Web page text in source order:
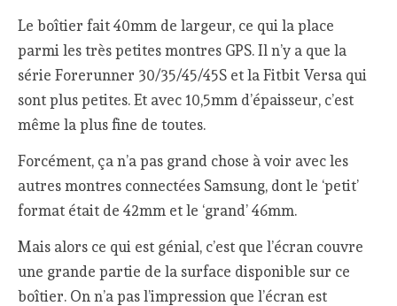
Le boîtier fait 40mm de largeur, ce qui la place
parmi les très petites montres GPS. Il n’y a que la
série Forerunner 30/35/45/45S et la Fitbit Versa qui
sont plus petites. Et avec 10,5mm d’épaisseur, c’est
même la plus fine de toutes.
Forcément, ça n’a pas grand chose à voir avec les
autres montres connectées Samsung, dont le ‘petit’
format était de 42mm et le ‘grand’ 46mm.
Mais alors ce qui est génial, c’est que l’écran couvre
une grande partie de la surface disponible sur ce
boîtier. On n’a pas l’impression que l’écran est